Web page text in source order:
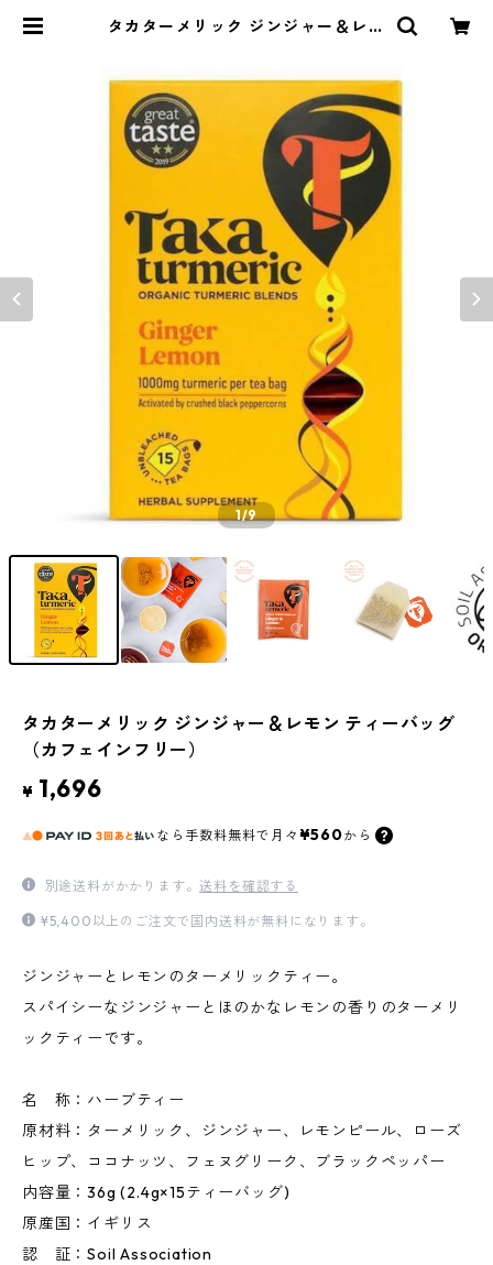
タカターメリック ジンジャー＆レモ
1/9
タカターメリック ジンジャー＆レモン ティーバッグ
（カフェインフリー）
¥ 1,696
なら 手数料無料で 月々 ¥560から
別途送料がかかります。送料を確認する
¥5,400以上のご注文で国内送料が無料になります。
ジンジャーとレモンのターメリックティー。
スパイシーなジンジャーとほのかなレモンの香りのターメリ
ックティーです。
名 称：ハーブティー
原材料：ターメリック、ジンジャー、レモンピール、ローズ
ヒップ、ココナッツ、フェヌグリーク、ブラックペッパー
内容量：36g (2.4g×15ティーバッグ)
原産国：イギリス
認 証：Soil Association